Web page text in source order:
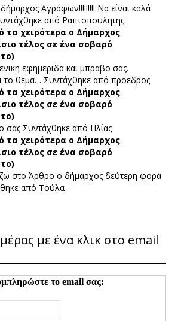
Αγράφων!!!!!!!!! Να είναι καλά
από Ραπτοπουλητης
τα χειρότερα ο Δήμαρχος
τέλος σε ένα σοβαρό
εφημεριδα και μπραβο σας.
το θεμα… Συντάχθηκε από προεδρος
τα χειρότερα ο Δήμαρχος
τέλος σε ένα σοβαρό
σας Συντάχθηκε από Ηλίας
τα χειρότερα ο Δήμαρχος
τέλος σε ένα σοβαρό
στο Άρθρο ο δήμαρχος δεύτερη φορά
από Τούλα
με ένα κλικ στο email
το email σας: